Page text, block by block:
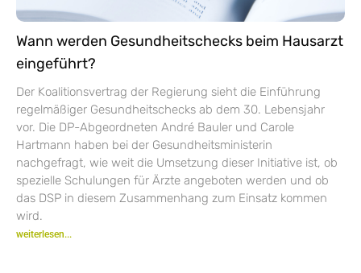
Wann werden Gesundheitschecks beim Hausarzt
eingeführt?
Der Koalitionsvertrag der Regierung sieht die Einführung
regelmäßiger Gesundheitschecks ab dem 30. Lebensjahr
vor. Die DP-Abgeordneten André Bauler und Carole
Hartmann haben bei der Gesundheitsministerin
nachgefragt, wie weit die Umsetzung dieser Initiative ist, ob
spezielle Schulungen für Ärzte angeboten werden und ob
das DSP in diesem Zusammenhang zum Einsatz kommen
wird.
weiterlesen...